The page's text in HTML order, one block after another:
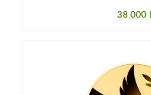
38 000
Цена